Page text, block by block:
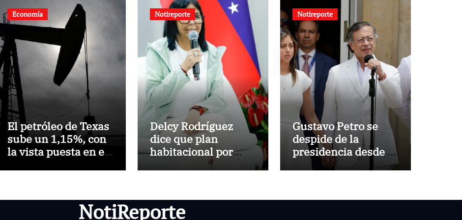
Economía
El petróleo de Texas
sube un 1,15%, con
la vista puesta en el
Notireporte
Delcy Rodríguez
dice que plan
habitacional por
una semana
Notireporte
Gustavo Petro se
despide de la
presidencia desde la
Casa de Nariño
NotiReporte